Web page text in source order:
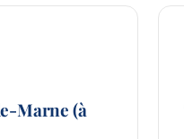
Marne (à